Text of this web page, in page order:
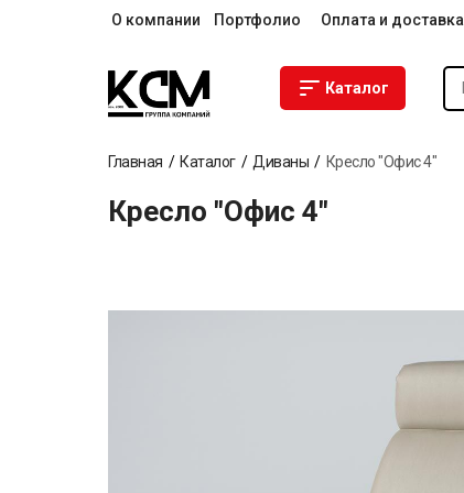
О компании Портфолио Оплата и доставка
Каталог
Главная Каталог Диваны Кресло "Офис 4"
Кресло "Офис 4"